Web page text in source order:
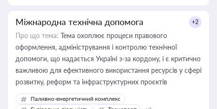
Міжнародна технічна допомога +2
Про що тема: Тема охоплює процеси правового
оформлення, адміністрування і контролю технічної
допомоги, що надається Україні з-за кордону, і є критично
важливою для ефективного використання ресурсів у сфері
розвитку, реформ та інфраструктурних проєктів
Паливно-енергетичний комплекс